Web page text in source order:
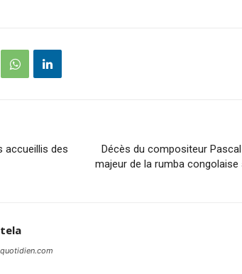
accueillis des
Décès du compositeur
majeur de la rumba congolaise